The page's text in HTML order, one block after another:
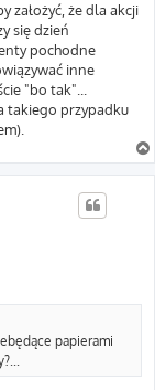
założyć, że dla akcji
się dzień
pochodne
inne
"bo tak"...
takiego przypadku
papierami